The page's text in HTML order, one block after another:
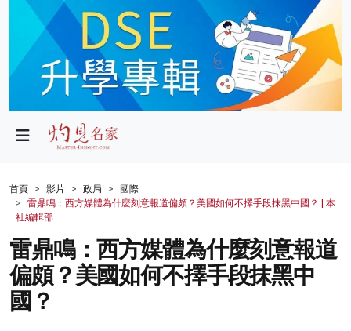
政局
財經
生活
健康
商業
科技
首頁 影片 政局
國際
雷鼎鳴：西方媒體為什麼刻意報道偏頗？美國如何不擇手段抹黑中國？ | 本
社編輯部
雷鼎鳴：西方媒體為什麼刻意報道
偏頗？美國如何不擇手段抹黑中
國？